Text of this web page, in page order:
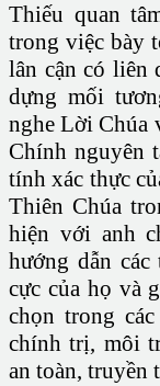
Thiếu quan
trong việc bày
lân cận có liên
dựng mối
nghe Lời Chúa
Chính nguyên
tính xác thực
Thiên Chúa
hiện với anh
hướng dẫn
cực của họ và
chọn trong
chính trị, môi
an toàn, truyền